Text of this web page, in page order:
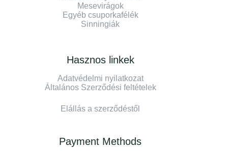
Mesevirágok
Egyéb csuporkafélék
Sinningiák
Hasznos linkek
Adatvédelmi nyilatkozat
Általános Szerződési feltételek
Elállás a szerződéstől
Payment Methods